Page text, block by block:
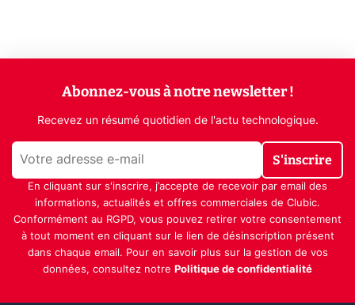
Abonnez-vous à notre newsletter !
Recevez un résumé quotidien de l'actu technologique.
S'inscrire
En cliquant sur s'inscrire, j’accepte de recevoir par email des
informations, actualités et offres commerciales de Clubic.
Conformément au RGPD, vous pouvez retirer votre consentement
à tout moment en cliquant sur le lien de désinscription présent
dans chaque email. Pour en savoir plus sur la gestion de vos
données, consultez notre Politique de confidentialité